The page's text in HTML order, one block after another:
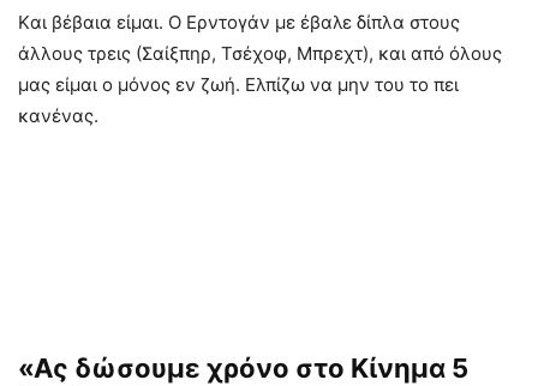
Kαι βέβαια είμαι. Ο Ερντογάν με έβαλε δίπλα στους
άλλους τρεις (Σαίξπηρ, Τσέχοφ, Μπρεχτ), και από όλους
μας είμαι ο μόνος εν ζωή. Ελπίζω να μην του το πει
κανένας.
«Ας δώσουμε χρόνο στο Κίνημα 5